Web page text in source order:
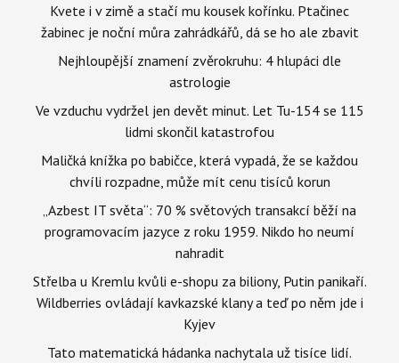
Kvete i v zimě a stačí mu kousek kořínku. Ptačinec
žabinec je noční můra zahrádkářů, dá se ho ale zbavit
Nejhloupější znamení zvěrokruhu: 4 hlupáci dle
astrologie
Ve vzduchu vydržel jen devět minut. Let Tu-154 se 115
lidmi skončil katastrofou
Maličká knížka po babičce, která vypadá, že se každou
chvíli rozpadne, může mít cenu tisíců korun
„Azbest IT světa“: 70 % světových transakcí běží na
programovacím jazyce z roku 1959. Nikdo ho neumí
nahradit
Střelba u Kremlu kvůli e-shopu za biliony, Putin panikaří.
Wildberries ovládají kavkazské klany a teď po něm jde i
Kyjev
Tato matematická hádanka nachytala už tisíce lidí.